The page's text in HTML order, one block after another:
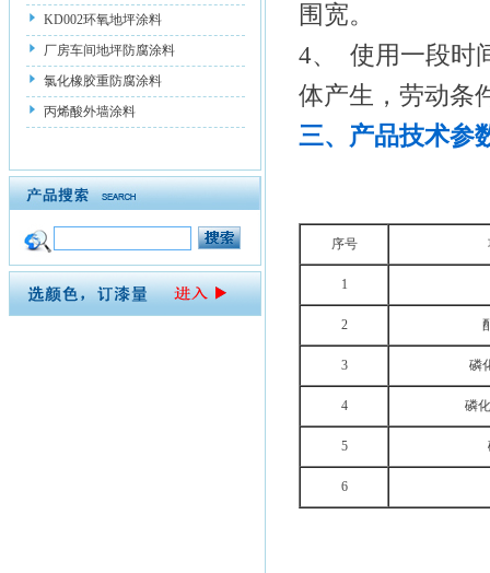
KD002环氧地坪涂料
厂房车间地坪防腐涂料
氯化橡胶重防腐涂料
丙烯酸外墙涂料
围宽。
4、 使用一段时
体产生，劳动条
三、产品技术参
序号
1
2
3 磷
4 磷
5
6